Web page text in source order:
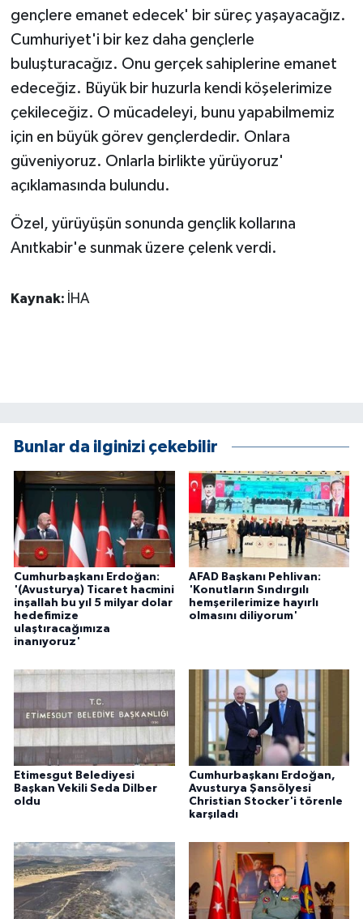
gençlere emanet edecek' bir süreç yaşayacağız.
Cumhuriyet'i bir kez daha gençlerle
buluşturacağız. Onu gerçek sahiplerine emanet
edeceğiz. Büyük bir huzurla kendi köşelerimize
çekileceğiz. O mücadeleyi, bunu yapabilmemiz
için en büyük görev gençlerdedir. Onlara
güveniyoruz. Onlarla birlikte yürüyoruz'
açıklamasında bulundu.
Özel, yürüyüşün sonunda gençlik kollarına
Anıtkabir'e sunmak üzere çelenk verdi.
Kaynak: İHA
Bunlar da ilginizi çekebilir
Cumhurbaşkanı Erdoğan:
'(Avusturya) Ticaret hacmini
inşallah bu yıl 5 milyar dolar
hedefimize
ulaştıracağımıza
inanıyoruz'
AFAD Başkanı Pehlivan:
'Konutların Sındırgılı
hemşerilerimize hayırlı
olmasını diliyorum'
Etimesgut Belediyesi
Başkan Vekili Seda Dilber
oldu
Cumhurbaşkanı Erdoğan,
Avusturya Şansölyesi
Christian Stocker'i törenle
karşıladı